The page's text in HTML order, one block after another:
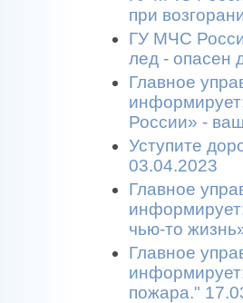
при
ГУ МЧС
лед - опасен
Главное
России» -
Уступите
03.04.2023
Главное
чью-то
Главное
пожара."